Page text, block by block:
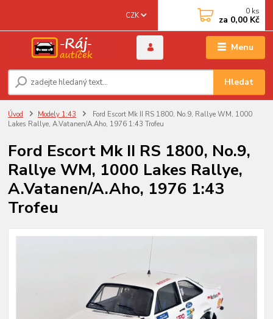
Menu
CZK
Hledat
0 ks
za 0,00 Kč
Úvod Modely 1:43
Ford Escort Mk II RS 1800, No.9, Rallye WM, 1000
Lakes Rallye, A.Vatanen/A.Aho, 1976 1:43 Trofeu
Ford Escort Mk II RS 1800, No.9,
Rallye WM, 1000 Lakes Rallye,
A.Vatanen/A.Aho, 1976 1:43
Trofeu